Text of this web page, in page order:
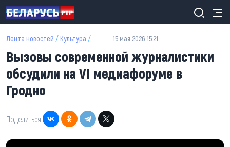
Перейти к основному содержанию
Лента новостей / Культура / 15 мая 2026 15:21
Вызовы современной журналистики
обсудили на VI медиафоруме в
Гродно
Поделиться: